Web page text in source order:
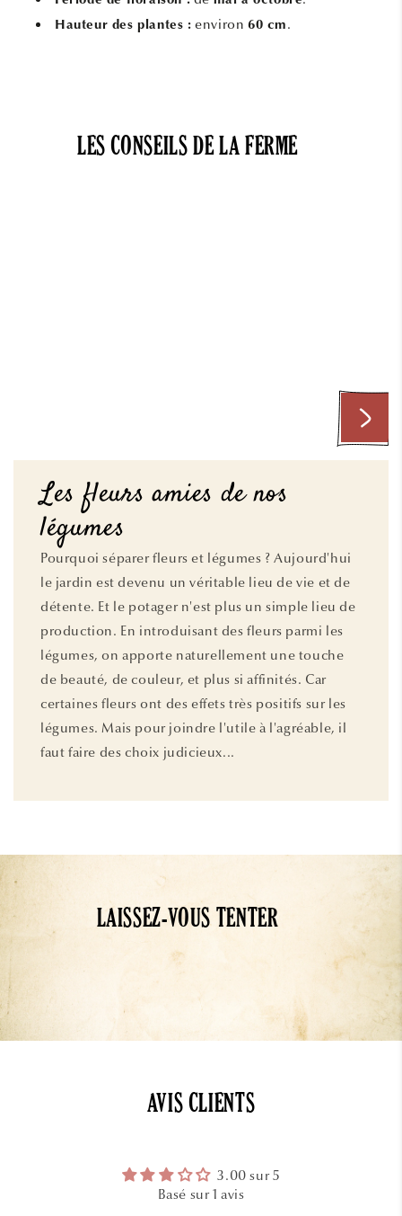
Hauteur des plantes : environ60 cm .
LES CONSEILS DE LA FERME
Les fleurs amies de nos
légumes
Pourquoi séparer fleurs et légumes ? Aujourd'hui
le jardin est devenu un véritable lieu de vie et de
détente. Et le potager n'est plus un simple lieu de
production. En introduisant des fleurs parmi les
légumes, on apporte naturellement une touche
de beauté, de couleur, et plus si affinités. Car
certaines fleurs ont des effets très positifs sur les
légumes. Mais pour joindre l'utile à l'agréable, il
faut faire des choix judicieux...
LAISSEZ-VOUS TENTER
AVIS CLIENTS
3.00 sur 5
Basé sur 1 avis